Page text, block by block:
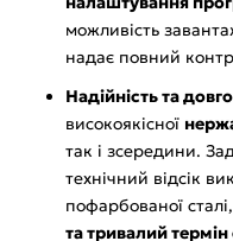
можливість
надає повний
Надійність та
високоякісної
так і зсередини.
технічний відсік
пофарбованої
та тривалий